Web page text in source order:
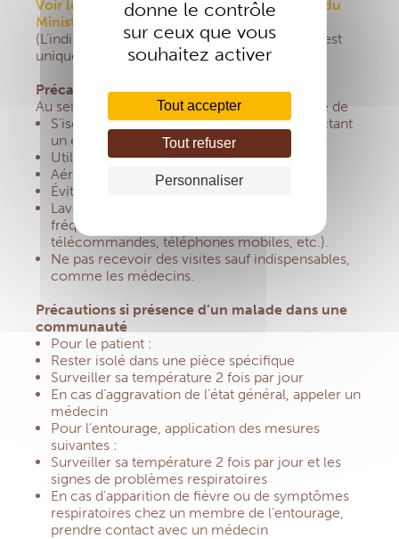
donne le contrôle
sur ceux que vous
souhaitez activer
Tout accepter
Tout refuser
Personnaliser
Voir le comportement à adopter sur le site du
Ministère de la Santé – France
(L’indication pour Appeler au téléphone le 15 est
uniquement pour la France).
Précautions générales en communauté
Au sein d’une maison partagée, il est conseillé de
S’isoler, en évitant les contacts et en respectant
un écart de 1 mètre avec les autres
Utiliser les gestes barrières (voir plus haut)
Aérer régulièrement
Éviter de toucher des objets communs
Laver quotidiennement les surfaces
fréquemment touchées (poignées,
télécommandes, téléphones mobiles, etc.).
Ne pas recevoir des visites sauf indispensables,
comme les médecins.
Précautions si présence d’un malade dans une
communauté
Pour le patient :
Rester isolé dans une pièce spécifique
Surveiller sa température 2 fois par jour
En cas d’aggravation de l’état général, appeler un
médecin
Pour l’entourage, application des mesures
suivantes :
Surveiller sa température 2 fois par jour et les
signes de problèmes respiratoires
En cas d’apparition de fièvre ou de symptômes
respiratoires chez un membre de l’entourage,
prendre contact avec un médecin